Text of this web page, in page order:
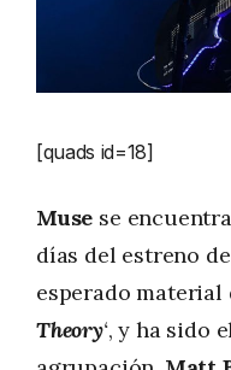
[quads id=18]
Muse se
días del estreno
esperado material
Theory‘, y ha sido